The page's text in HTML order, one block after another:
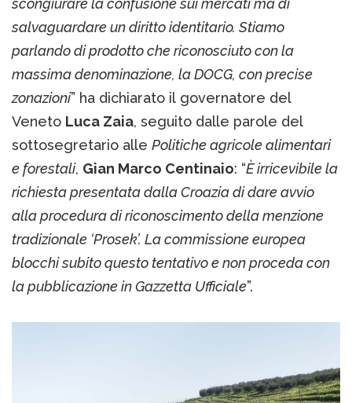
salvaguardare un diritto identitario. Stiamo
parlando di prodotto che riconosciuto con la
massima denominazione, la DOCG, con precise
zonazioni” ha dichiarato il governatore del
Veneto Luca Zaia, seguito dalle parole del
sottosegretario alle Politiche agricole alimentari
e forestali, Gian Marco Centinaio: “È irricevibile la
richiesta presentata dalla Croazia di dare avvio
alla procedura di riconoscimento della menzione
tradizionale ‘Prosek’. La commissione europea
blocchi subito questo tentativo e non proceda con
la pubblicazione in Gazzetta Ufficiale”.